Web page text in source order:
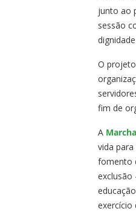
junto ao
sessão
O
fim de
A
vida
fomento
exclusão
exercício